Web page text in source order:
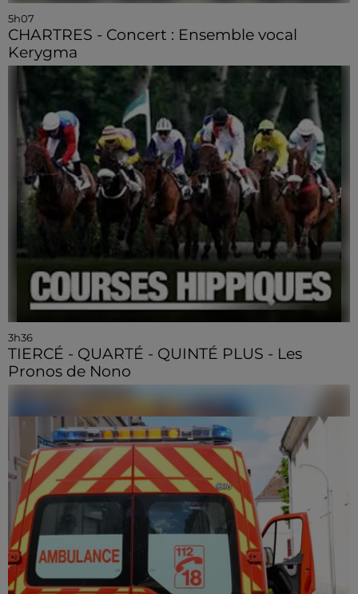
5h07
CHARTRES - Concert : Ensemble vocal
Kerygma
3h36
TIERCÉ - QUARTÉ - QUINTÉ PLUS - Les
Pronos de Nono